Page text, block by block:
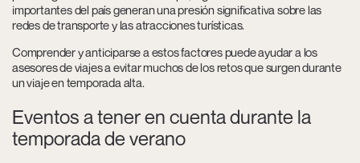
importantes del país generan una presión significativa sobre las
redes de transporte y las atracciones turísticas.
Comprender y anticiparse a estos factores puede ayudar a los
asesores de viajes a evitar muchos de los retos que surgen durante
un viaje en temporada alta.
Eventos a tener en cuenta durante la
temporada de verano